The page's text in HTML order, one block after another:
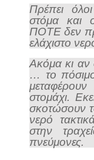
Πρέπει
στόμα και
ΠΟΤΕ δεν
ελάχιστο
Ακόμα κι αν
… το
στομάχι.
σκοτώσουν
νερό
στην
πνεύμονες.